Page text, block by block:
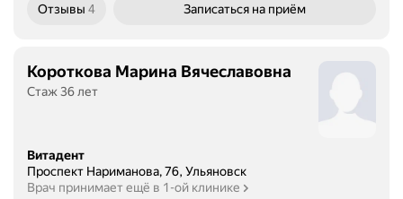
Отзывы 4 Записаться на приём
Короткова Марина Вячеславовна
Стаж 36 лет
Витадент
Проспект Нариманова, 76, Ульяновск
Врач принимает ещё в 1-ой клинике